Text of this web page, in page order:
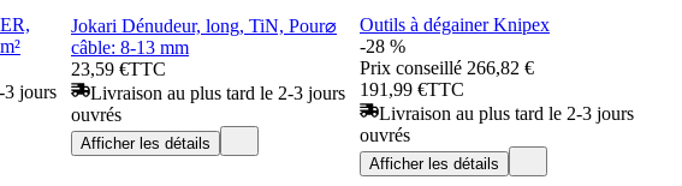
3 jours
Jokari Dénudeur, long, TiN, Pour⌀
câble: 8-13 mm
23,59 €TTC
Livraison au plus tard le 2-3 jours
ouvrés
Afficher les détails
Outils à dégainer Knipex
-28 %
Prix conseillé 266,82 €
191,99 €TTC
Livraison au plus tard le 2-3 jours
ouvrés
Afficher les détails